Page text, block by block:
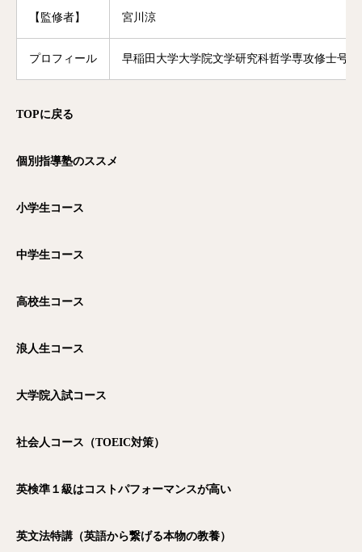
【監修者】 宮川涼
プロフィール 早稲田大学大学院文学研究科哲学専攻修士号
TOPに戻る
個別指導塾のススメ
小学生コース
中学生コース
高校生コース
浪人生コース
大学院入試コース
社会人コース（TOEIC対策）
英検準１級はコストパフォーマンスが高い
英文法特講（英語から繋げる本物の教養）